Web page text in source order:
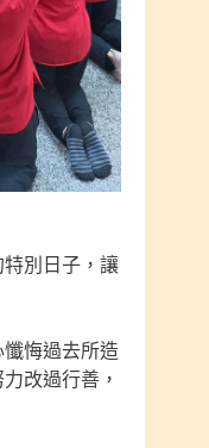
別日子，讓
悔過去所造
改過行善，